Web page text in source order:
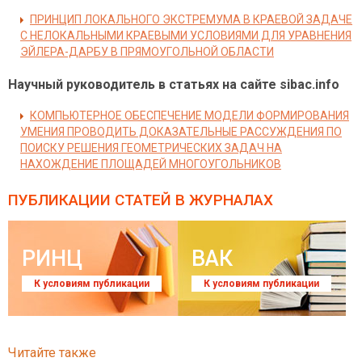
ПРИНЦИП ЛОКАЛЬНОГО ЭКСТРЕМУМА В КРАЕВОЙ ЗАДАЧЕ
С НЕЛОКАЛЬНЫМИ КРАЕВЫМИ УСЛОВИЯМИ ДЛЯ УРАВНЕНИЯ
ЭЙЛЕРА-ДАРБУ В ПРЯМОУГОЛЬНОЙ ОБЛАСТИ
Научный руководитель в статьях на сайте sibac.info
КОМПЬЮТЕРНОЕ ОБЕСПЕЧЕНИЕ МОДЕЛИ ФОРМИРОВАНИЯ
УМЕНИЯ ПРОВОДИТЬ ДОКАЗАТЕЛЬНЫЕ РАССУЖДЕНИЯ ПО
ПОИСКУ РЕШЕНИЯ ГЕОМЕТРИЧЕСКИХ ЗАДАЧ НА
НАХОЖДЕНИЕ ПЛОЩАДЕЙ МНОГОУГОЛЬНИКОВ
ПУБЛИКАЦИИ СТАТЕЙ В ЖУРНАЛАХ
РИНЦ
К условиям публикации
ВАК
К условиям публикации
Читайте также